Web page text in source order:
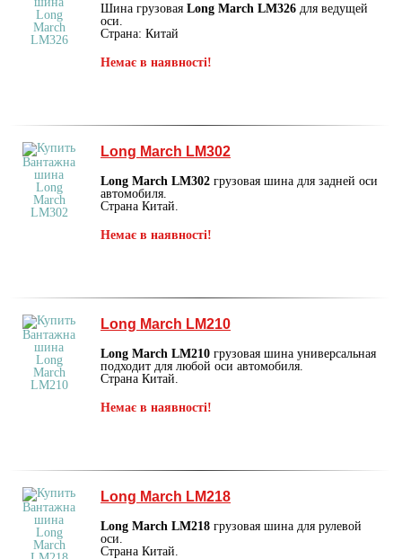
Шина грузовая Long March LM326 для ведущей
оси.
Страна: Китай
Немає в наявності!
Long March LM302
Long March LM302 грузовая шина для задней оси
автомобиля.
Страна Китай.
Немає в наявності!
Long March LM210
Long March LM210 грузовая шина универсальная
подходит для любой оси автомобиля.
Страна Китай.
Немає в наявності!
Long March LM218
Long March LM218 грузовая шина для рулевой
оси.
Страна Китай.